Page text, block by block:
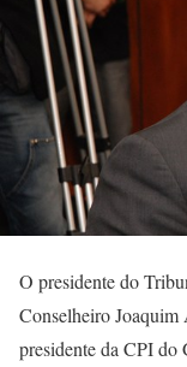
O presidente do
Conselheiro Joaquim
presidente da CPI do